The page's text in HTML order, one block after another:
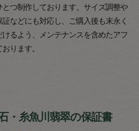
つ制作しております。サイズ調整や
などにも対応し、ご購入後も末永く
るよう、メンテナンスを含めたアフ
ります。
・糸魚川翡翠の保証書